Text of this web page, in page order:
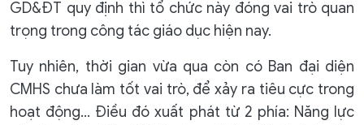
GD&ĐT quy định thì tổ chức này đóng vai trò quan
trọng trong công tác giáo dục hiện nay.
Tuy nhiên, thời gian vừa qua còn có Ban đại diện
CMHS chưa làm tốt vai trò, để xảy ra tiêu cực trong
hoạt động… Điều đó xuất phát từ 2 phía: Năng lực